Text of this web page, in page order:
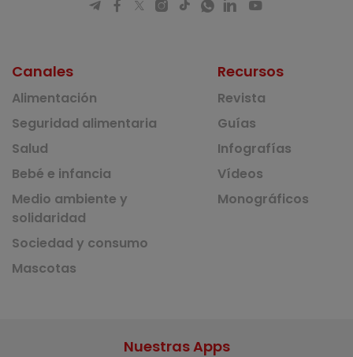
Canales
Alimentación
Seguridad alimentaria
Salud
Bebé e infancia
Medio ambiente y
solidaridad
Sociedad y consumo
Mascotas
Recursos
Revista
Guías
Infografías
Vídeos
Monográficos
Nuestras Apps